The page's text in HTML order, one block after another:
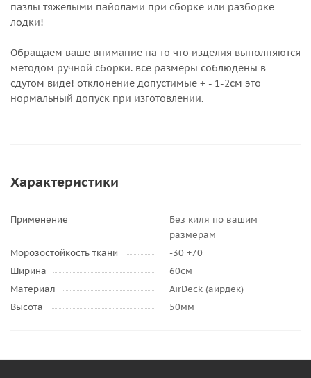
пазлы тяжелыми пайолами при сборке или разборке
лодки!
Обращаем ваше внимание на то что изделия выполняются
методом ручной сборки. все размеры соблюдены в
сдутом виде! отклонение допустимые + - 1-2см это
нормальный допуск при изготовлении.
Характеристики
Применение
Без киля по вашим
размерам
Морозостойкость ткани
-30 +70
Ширина
60см
Материал
AirDeck (аирдек)
Высота
50мм